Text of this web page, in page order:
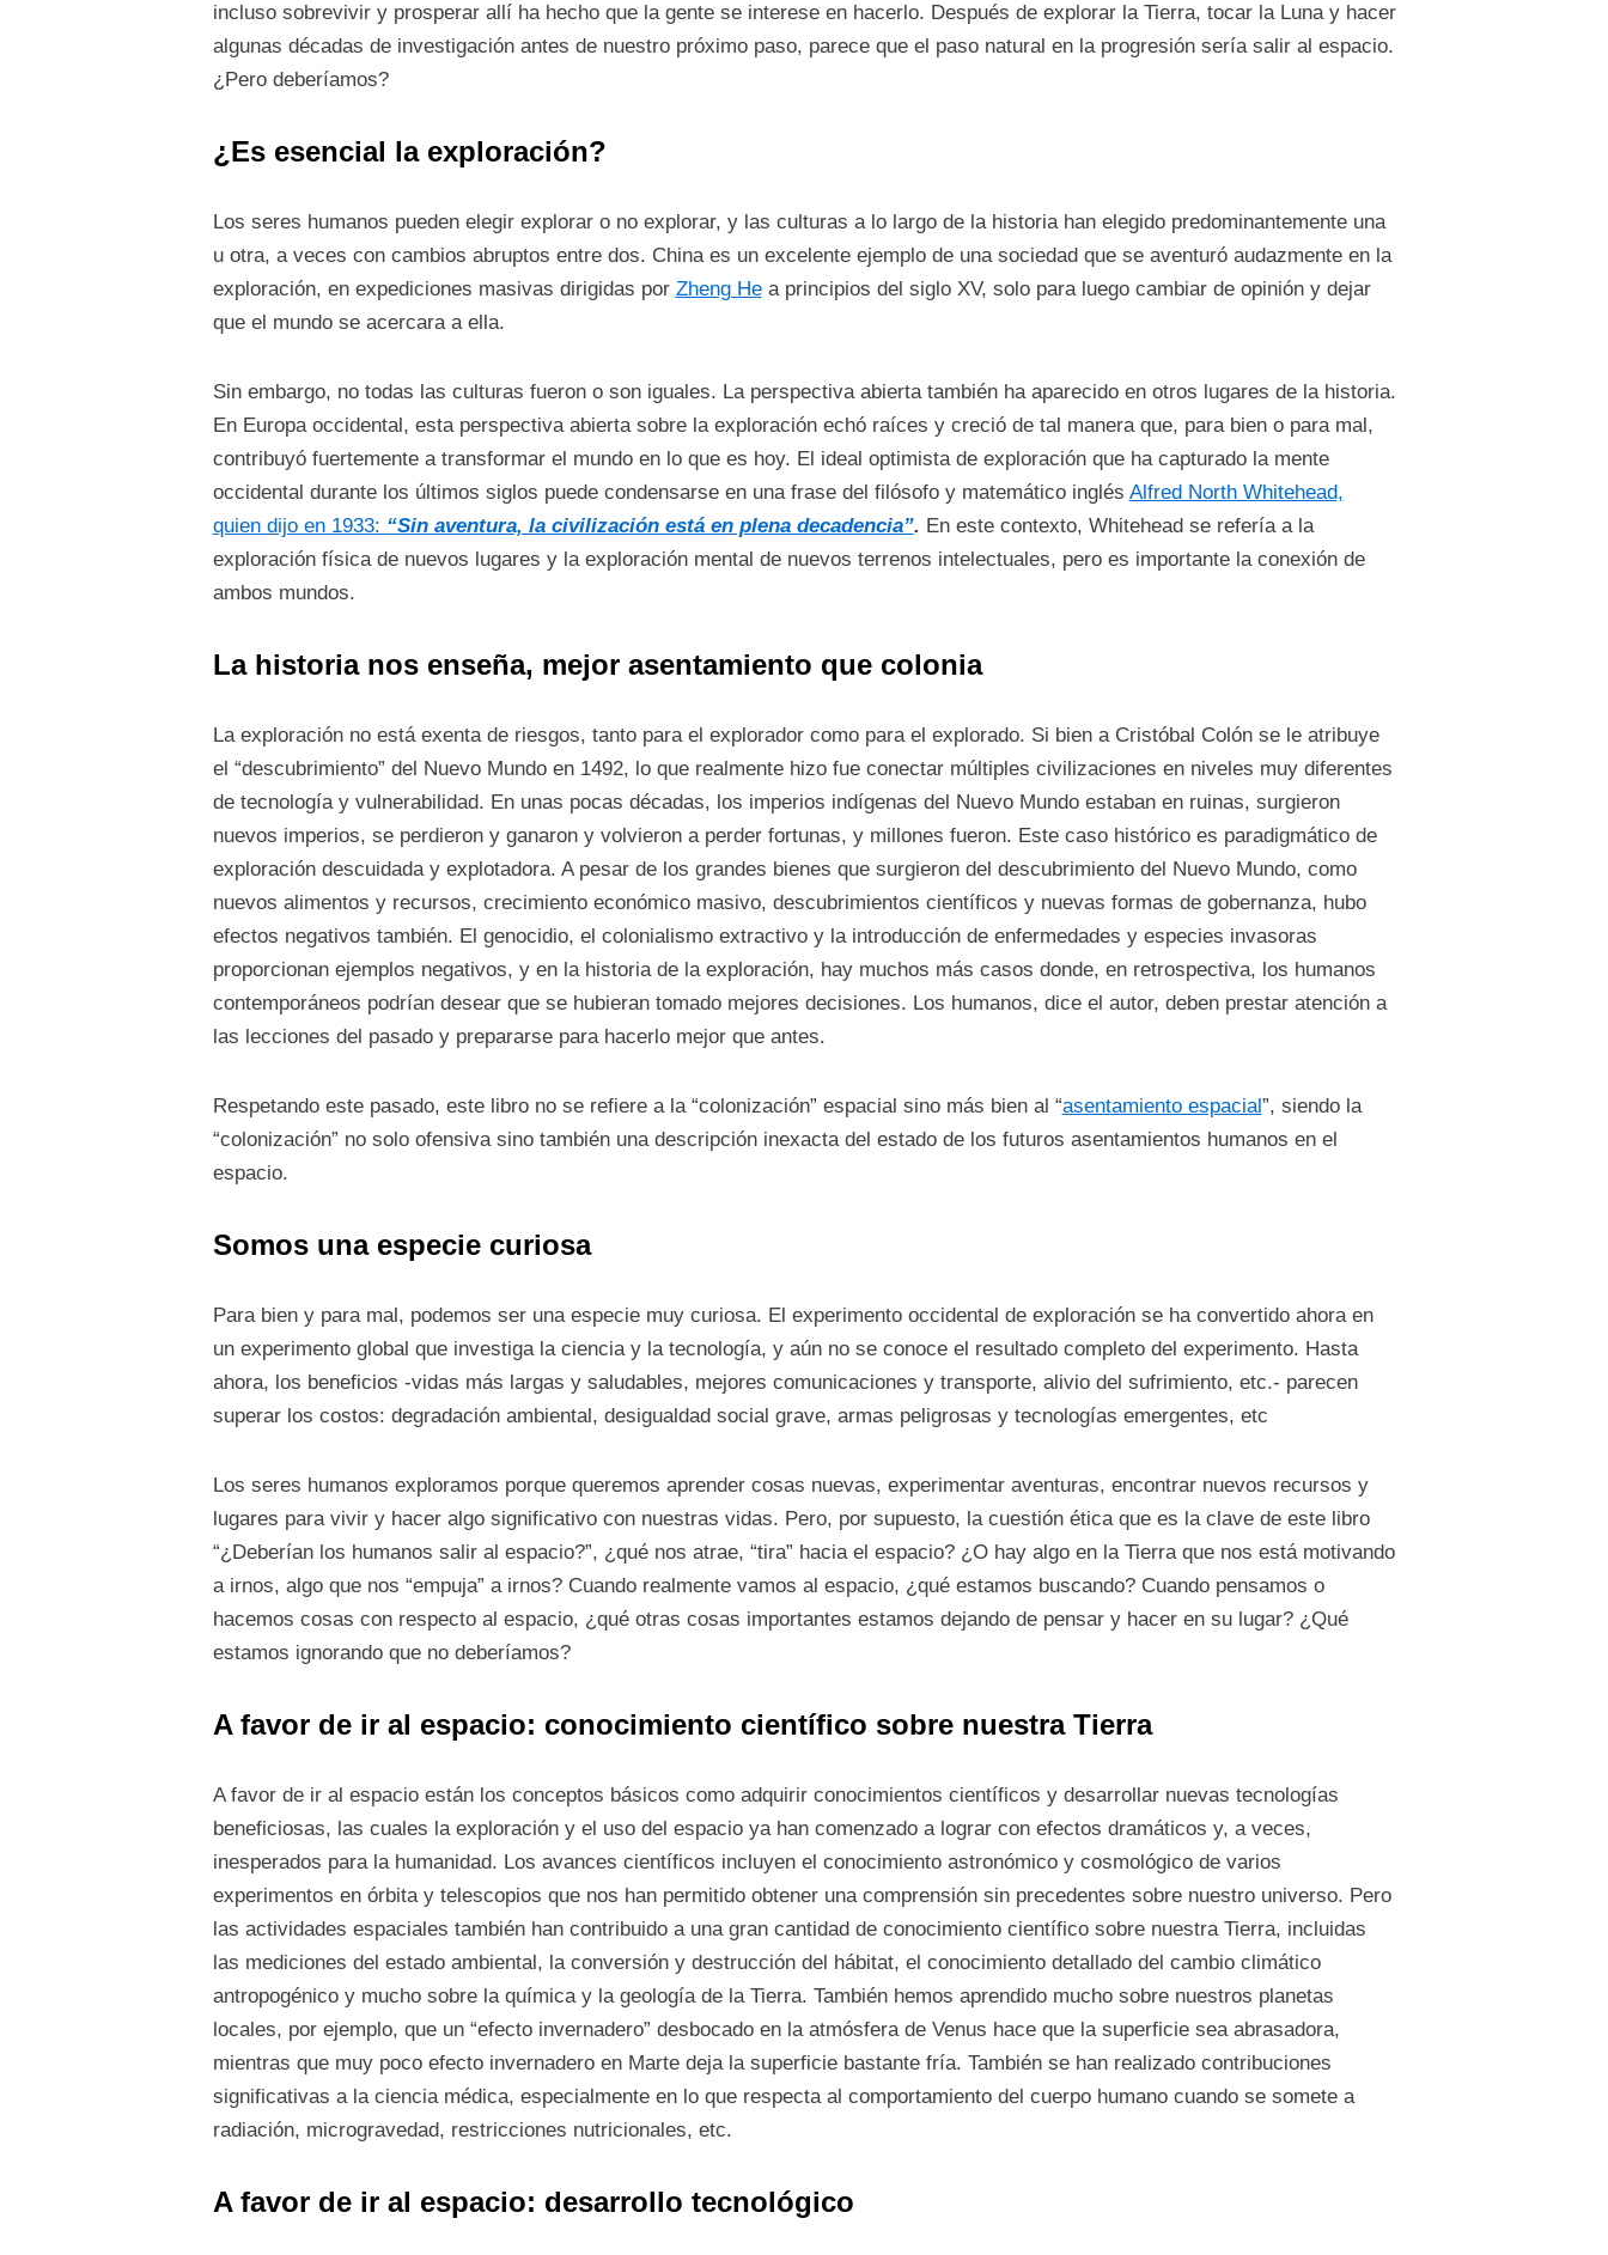
incluso sobrevivir y prosperar allí ha hecho que la gente se interese en hacerlo. Después de explorar la Tierra, tocar la Luna y hacer
algunas décadas de investigación antes de nuestro próximo paso, parece que el paso natural en la progresión sería salir al espacio.
¿Pero deberíamos?
¿Es esencial la exploración?
Los seres humanos pueden elegir explorar o no explorar, y las culturas a lo largo de la historia han elegido predominantemente una
u otra, a veces con cambios abruptos entre dos. China es un excelente ejemplo de una sociedad que se aventuró audazmente en la
exploración, en expediciones masivas dirigidas por Zheng Hea principios del siglo XV, solo para luego cambiar de opinión y dejar
que el mundo se acercara a ella.
Sin embargo, no todas las culturas fueron o son iguales. La perspectiva abierta también ha aparecido en otros lugares de la historia.
En Europa occidental, esta perspectiva abierta sobre la exploración echó raíces y creció de tal manera que, para bien o para mal,
contribuyó fuertemente a transformar el mundo en lo que es hoy. El ideal optimista de exploración que ha capturado la mente
occidental durante los últimos siglos puede condensarse en una frase del filósofo y matemático inglés Alfred North Whitehead,
quien dijo en 1933: “Sin aventura, la civilización está en plena decadencia”. En este contexto, Whitehead se refería a la
exploración física de nuevos lugares y la exploración mental de nuevos terrenos intelectuales, pero es importante la conexión de
ambos mundos.
La historia nos enseña, mejor asentamiento que colonia
La exploración no está exenta de riesgos, tanto para el explorador como para el explorado. Si bien a Cristóbal Colón se le atribuye
el “descubrimiento” del Nuevo Mundo en 1492, lo que realmente hizo fue conectar múltiples civilizaciones en niveles muy diferentes
de tecnología y vulnerabilidad. En unas pocas décadas, los imperios indígenas del Nuevo Mundo estaban en ruinas, surgieron
nuevos imperios, se perdieron y ganaron y volvieron a perder fortunas, y millones fueron. Este caso histórico es paradigmático de
exploración descuidada y explotadora. A pesar de los grandes bienes que surgieron del descubrimiento del Nuevo Mundo, como
nuevos alimentos y recursos, crecimiento económico masivo, descubrimientos científicos y nuevas formas de gobernanza, hubo
efectos negativos también. El genocidio, el colonialismo extractivo y la introducción de enfermedades y especies invasoras
proporcionan ejemplos negativos, y en la historia de la exploración, hay muchos más casos donde, en retrospectiva, los humanos
contemporáneos podrían desear que se hubieran tomado mejores decisiones. Los humanos, dice el autor, deben prestar atención a
las lecciones del pasado y prepararse para hacerlo mejor que antes.
Respetando este pasado, este libro no se refiere a la “colonización” espacial sino más bien al “asentamiento espacial”, siendo la
“colonización” no solo ofensiva sino también una descripción inexacta del estado de los futuros asentamientos humanos en el
espacio.
Somos una especie curiosa
Para bien y para mal, podemos ser una especie muy curiosa. El experimento occidental de exploración se ha convertido ahora en
un experimento global que investiga la ciencia y la tecnología, y aún no se conoce el resultado completo del experimento. Hasta
ahora, los beneficios -vidas más largas y saludables, mejores comunicaciones y transporte, alivio del sufrimiento, etc.- parecen
superar los costos: degradación ambiental, desigualdad social grave, armas peligrosas y tecnologías emergentes, etc
Los seres humanos exploramos porque queremos aprender cosas nuevas, experimentar aventuras, encontrar nuevos recursos y
lugares para vivir y hacer algo significativo con nuestras vidas. Pero, por supuesto, la cuestión ética que es la clave de este libro
“¿Deberían los humanos salir al espacio?”, ¿qué nos atrae, “tira” hacia el espacio? ¿O hay algo en la Tierra que nos está motivando
a irnos, algo que nos “empuja” a irnos? Cuando realmente vamos al espacio, ¿qué estamos buscando? Cuando pensamos o
hacemos cosas con respecto al espacio, ¿qué otras cosas importantes estamos dejando de pensar y hacer en su lugar? ¿Qué
estamos ignorando que no deberíamos?
A favor de ir al espacio: conocimiento científico sobre nuestra Tierra
A favor de ir al espacio están los conceptos básicos como adquirir conocimientos científicos y desarrollar nuevas tecnologías
beneficiosas, las cuales la exploración y el uso del espacio ya han comenzado a lograr con efectos dramáticos y, a veces,
inesperados para la humanidad. Los avances científicos incluyen el conocimiento astronómico y cosmológico de varios
experimentos en órbita y telescopios que nos han permitido obtener una comprensión sin precedentes sobre nuestro universo. Pero
las actividades espaciales también han contribuido a una gran cantidad de conocimiento científico sobre nuestra Tierra, incluidas
las mediciones del estado ambiental, la conversión y destrucción del hábitat, el conocimiento detallado del cambio climático
antropogénico y mucho sobre la química y la geología de la Tierra. También hemos aprendido mucho sobre nuestros planetas
locales, por ejemplo, que un “efecto invernadero” desbocado en la atmósfera de Venus hace que la superficie sea abrasadora,
mientras que muy poco efecto invernadero en Marte deja la superficie bastante fría. También se han realizado contribuciones
significativas a la ciencia médica, especialmente en lo que respecta al comportamiento del cuerpo humano cuando se somete a
radiación, microgravedad, restricciones nutricionales, etc.
A favor de ir al espacio: desarrollo tecnológico